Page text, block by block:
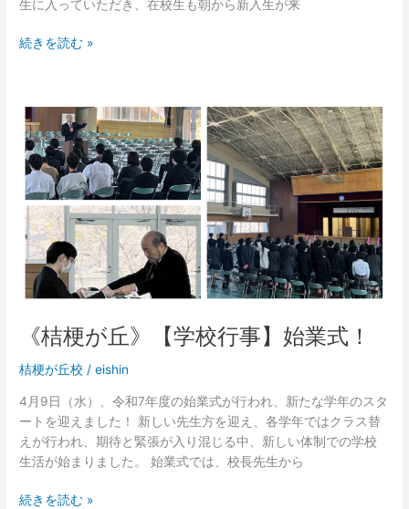
生に入っていただき、在校生も朝から新入生が来
続きを読む »
《桔梗が丘》【学校行事】始業式！
桔梗が丘校 /eishin
4月9日（水）、令和7年度の始業式が行われ、新たな学年のスタ
ートを迎えました！ 新しい先生方を迎え、各学年ではクラス替
えが行われ、期待と緊張が入り混じる中、新しい体制での学校
生活が始まりました。 始業式では、校長先生から
《桔
梗
が
丘》
【学
校
行
事】
始
業
続きを読む »